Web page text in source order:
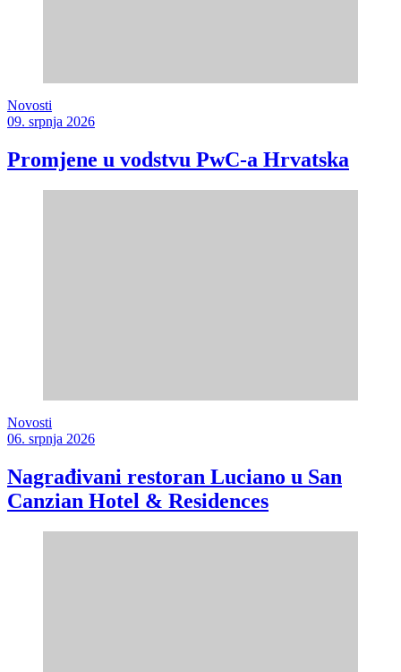
Novosti
09. srpnja 2026
Promjene u vodstvu PwC-a Hrvatska
Novosti
06. srpnja 2026
Nagrađivani restoran Luciano u San
Canzian Hotel & Residences